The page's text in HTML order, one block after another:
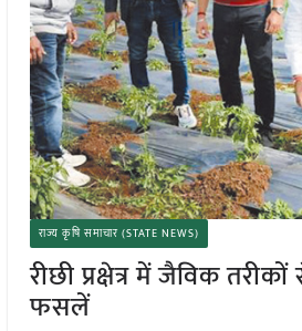
राज्य कृषि समाचार (STATE NEWS)
रीछी प्रक्षेत्र में जैविक
फसलें